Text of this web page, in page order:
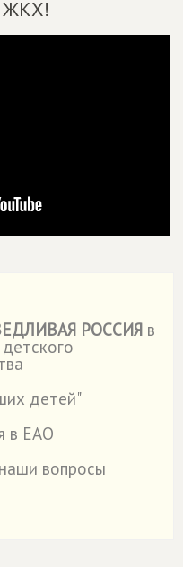
ЖКХ!
РОССИЯ в
детей"
в ЕАО
вопросы